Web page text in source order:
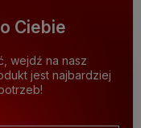
Ciebie
wejdź na nasz
jest najbardziej